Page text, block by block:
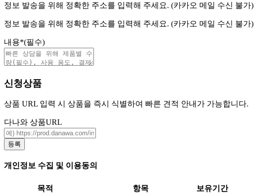
정보 발송을 위해 정확한 주소를 입력해 주세요. (카카오 메일 수신 불가)
정보 발송을 위해 정확한 주소를 입력해 주세요. (카카오 메일 수신 불가)
내용*(필수)
신청상품
상품 URL 입력 시 상품을 즉시 식별하여 빠른 견적 안내가 가능합니다.
다나와 상품URL
등록
개인정보 수집 및 이용동의
목적 항목
보유기간